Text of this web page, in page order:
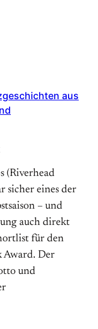
aus
(Riverhead
sicher eines der
– und
auch direkt
für den
Award. Der
und